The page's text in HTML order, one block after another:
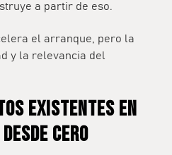
a partir de eso.
el arranque, pero la
y la relevancia del
existentes en
cero